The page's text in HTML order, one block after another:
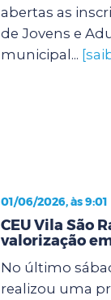
abertas as
de Jovens e
municipal...
01/06/2026, às 9:01
CEU Vila São
valorização
No último
realizou uma